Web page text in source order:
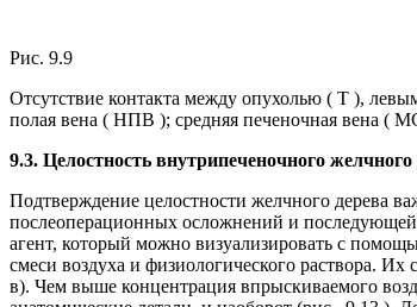
Рис. 9.9
Отсутствие контакта между опухолью ( T ),
полая вена ( НПВ ); средняя печеночная вена (
9.3. Целостность внутрипеченочного желчного
Подтверждение целостности желчного дерева
послеоперационных осложнений и
агент, который можно визуализировать с
смеси воздуха и физиологического раствора.
в). Чем выше концентрация впрыскиваемого